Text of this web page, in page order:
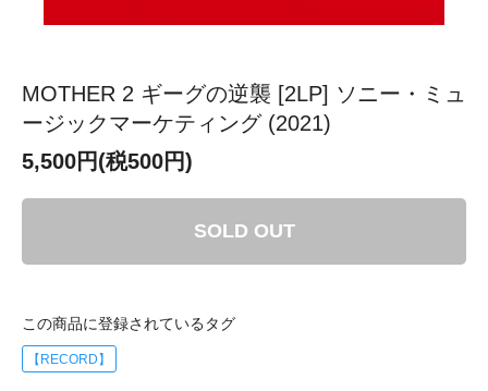
MOTHER 2 ギーグの逆襲 [2LP] ソニー・ミュ
ージックマーケティング (2021)
5,500円(税500円)
SOLD OUT
この商品に登録されているタグ
【RECORD】